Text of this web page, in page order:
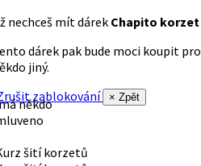
nechceš mít dárek Chapito korzet
dárek pak bude moci koupit pro
jiný.
zablokování
× Zpět
někdo